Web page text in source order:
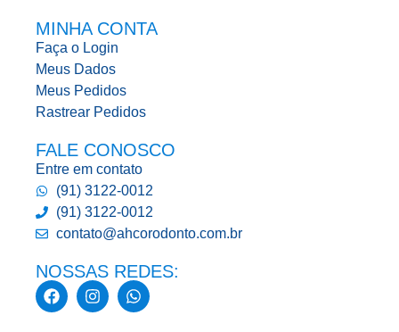
MINHA CONTA
Faça o Login
Meus Dados
Meus Pedidos
Rastrear Pedidos
FALE CONOSCO
Entre em contato
(91) 3122-0012
(91) 3122-0012
contato@ahcorodonto.com.br
NOSSAS REDES: